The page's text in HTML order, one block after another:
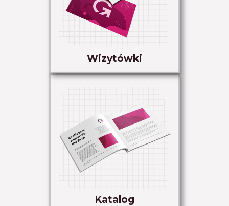
Wizytówki
Katalog